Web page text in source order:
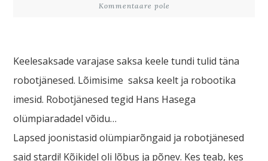
Kommentaare pole
Keelesaksade varajase saksa keele tundi tulid täna
robotjänesed. Lõimisime saksa keelt ja robootika
imesid. Robotjänesed tegid Hans Hasega
olümpiaradadel võidu…
Lapsed joonistasid olümpiarõngaid ja robotjänesed
said stardi! Kõikidel oli lõbus ja põnev. Kes teab, kes